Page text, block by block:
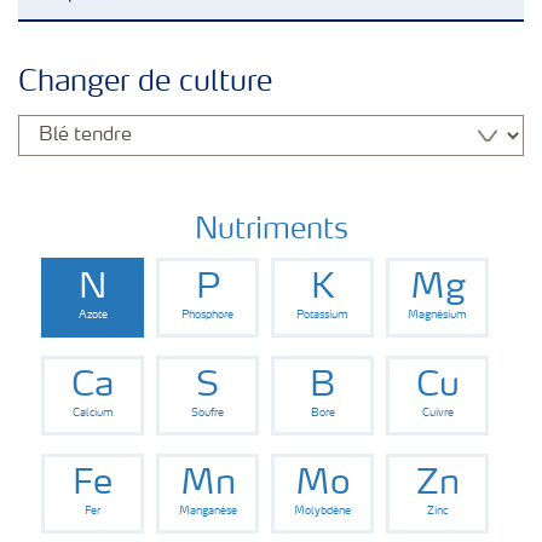
Cultures
Changer de culture
Nutriments
N
Azote
P
Phosphore
K
Potassium
Mg
Magnésium
Ca
Calcium
S
Soufre
B
Bore
Cu
Cuivre
Fe
Fer
Mn
Manganèse
Mo
Molybdène
Zn
Zinc